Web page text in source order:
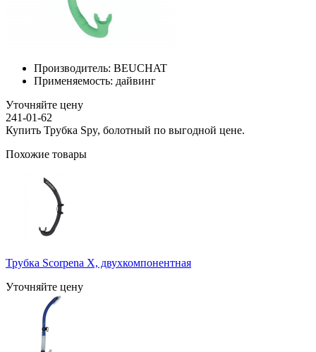
Производитель: BEUCHAT
Применяемость: дайвинг
Уточняйте цену
241-01-62
Купить Трубка Spy, болотный по выгодной цене.
Похожие товары
Трубка Scorpena X, двухкомпонентная
Уточняйте цену